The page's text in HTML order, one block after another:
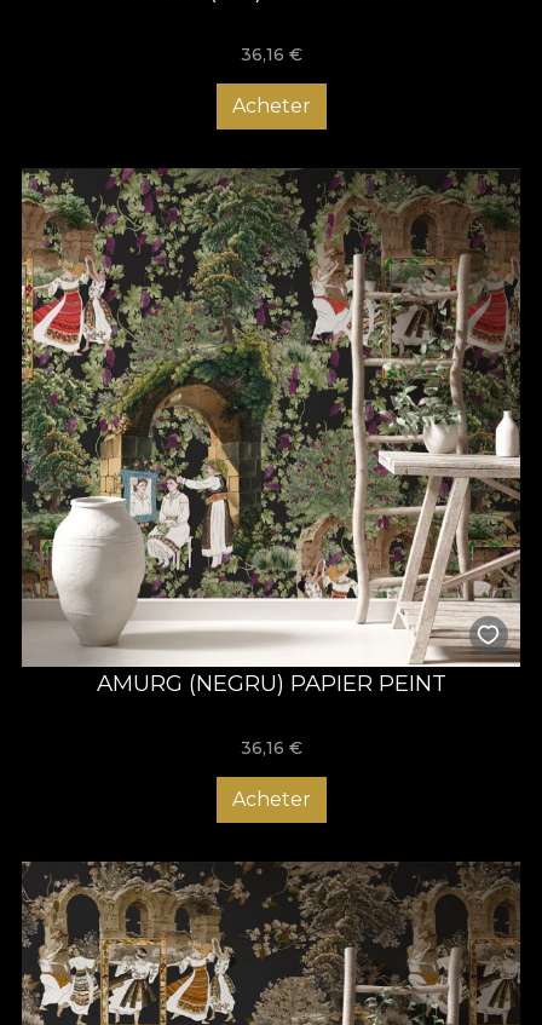
astfel că ai libertatea de a crea un decor pe gustul tău. Un tapet
poate face diferența și pentru tine, așa că bucură-te de un
spațiu cu totul special și surprinde-ți invitații. Îți oferim consiliere
la fiecare pas, așa că descoperă chiar acum colecțiile VLAdiLA
36,16 €
Acheter
AMURG (NEGRU) PAPIER PEINT
36,16 €
Acheter